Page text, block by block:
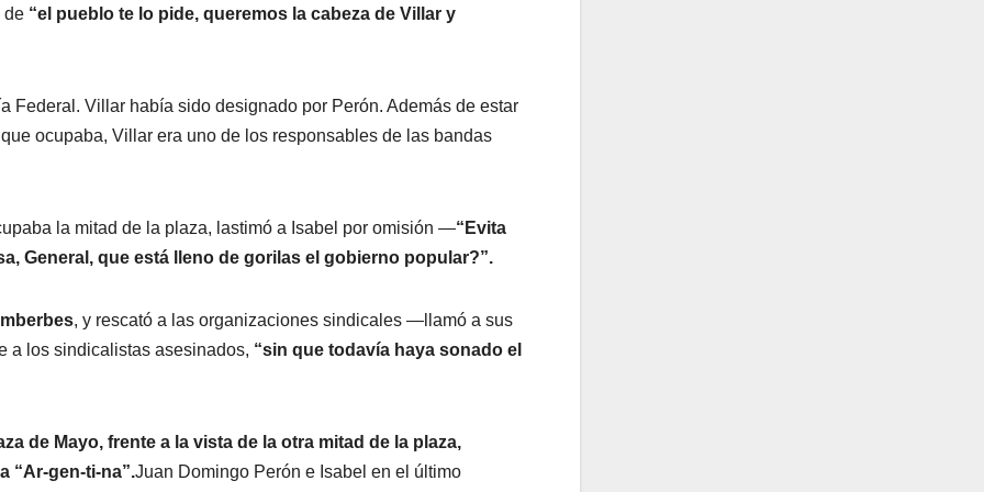
de “el pueblo te lo pide, queremos la cabeza de Villar y
Federal. Villar había sido designado por Perón. Además de estar
ocupaba, Villar era uno de los responsables de las bandas
la mitad de la plaza, lastimó a Isabel por omisión —“Evita
General, que está lleno de gorilas el gobierno popular?”.
, y rescató a las organizaciones sindicales —llamó a sus
a los sindicalistas asesinados, “sin que todavía haya sonado el
de Mayo, frente a la vista de la otra mitad de la plaza,
“Ar-gen-ti-na”.Juan Domingo Perón e Isabel en el último